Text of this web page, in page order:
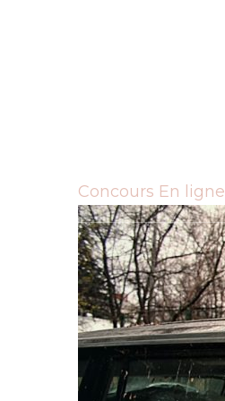
Concours En ligne